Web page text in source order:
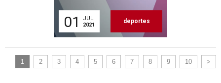
01
JUL.
2021
deportes
1 2 3 4 5 6 7 8 9 10 >